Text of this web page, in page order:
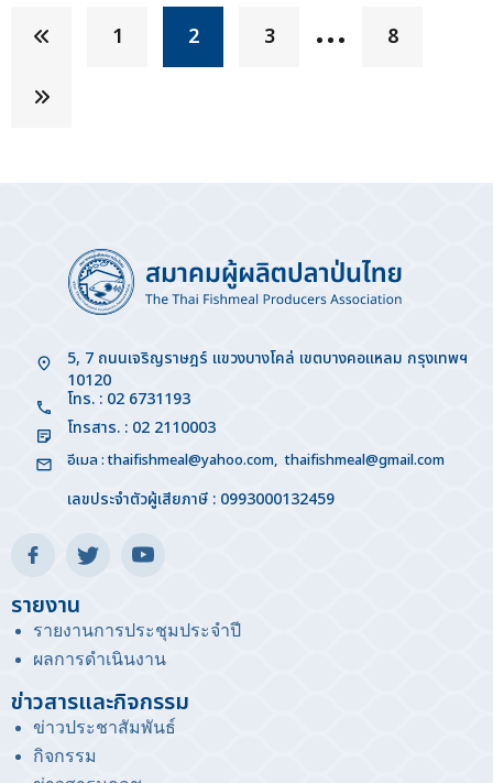
ขุ่นแดงจากตะกอนดิน ซึ่งเป็นช่วงที่ปลาน้ำจืด จำนวนมากเริ่มผสมพันธุ์ วางไข่ และ
ประเมินผลในปี 2568...
1 2 3 … 8
5, 7 ถนนเจริญราษฎร์ แขวงบางโคล่ เขตบางคอแหลม กรุงเทพฯ
10120
โทร. : 02 6731193
โทรสาร. : 02 2110003
อีเมล :thaifishmeal@yahoo.com,thaifishmeal@gmail.com
เลขประจำตัวผู้เสียภาษี : 0993000132459
รายงาน
รายงานการประชุมประจำปี
ผลการดำเนินงาน
ข่าวสารและกิจกรรม
ข่าวประชาสัมพันธ์
กิจกรรม